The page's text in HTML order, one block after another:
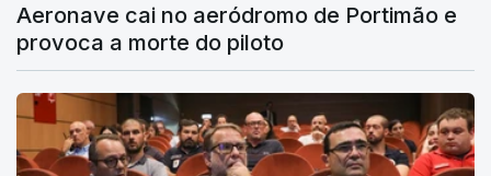
Aeronave cai no aeródromo de Portimão e
provoca a morte do piloto